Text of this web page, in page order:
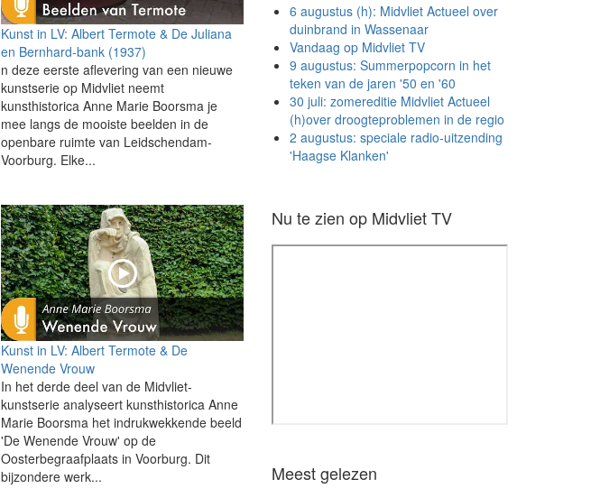
Kunst in LV: Albert Termote & De Juliana
en Bernhard-bank (1937)
n deze eerste aflevering van een nieuwe
kunstserie op Midvliet neemt
kunsthistorica Anne Marie Boorsma je
mee langs de mooiste beelden in de
openbare ruimte van Leidschendam-
Voorburg. Elke...
Kunst in LV: Albert Termote & De
Wenende Vrouw
In het derde deel van de Midvliet-
kunstserie analyseert kunsthistorica Anne
Marie Boorsma het indrukwekkende beeld
'De Wenende Vrouw' op de
Oosterbegraafplaats in Voorburg. Dit
bijzondere werk...
6 augustus (h): Midvliet Actueel over
duinbrand in Wassenaar
Vandaag op Midvliet TV
9 augustus: Summerpopcorn in het
teken van de jaren '50 en '60
30 juli: zomereditie Midvliet Actueel
(h)over droogteproblemen in de regio
2 augustus: speciale radio-uitzending
'Haagse Klanken'
Nu te zien op Midvliet TV
Meest gelezen